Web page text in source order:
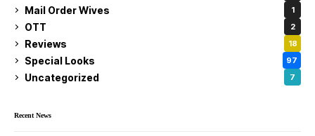
Mail Order Wives 1
OTT 2
Reviews 18
Special Looks 97
Uncategorized 7
Recent News